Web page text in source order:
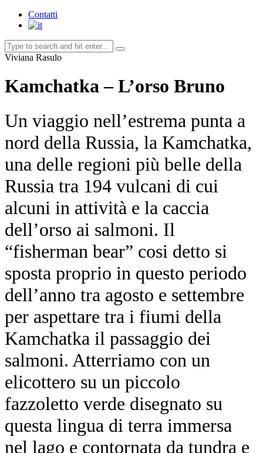
Contatti
Viviana Rasulo
Kamchatka – L’orso Bruno
Un viaggio nell’estrema punta a
nord della Russia, la Kamchatka,
una delle regioni più belle della
Russia tra 194 vulcani di cui
alcuni in attività e la caccia
dell’orso ai salmoni. Il
“fisherman bear” cosi detto si
sposta proprio in questo periodo
dell’anno tra agosto e settembre
per aspettare tra i fiumi della
Kamchatka il passaggio dei
salmoni. Atterriamo con un
elicottero su un piccolo
fazzoletto verde disegnato su
questa lingua di terra immersa
nel lago e contornata da tundra e